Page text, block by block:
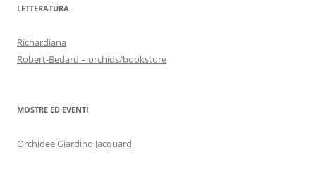
LETTERATURA
Richardiana
Robert-Bedard – orchids/bookstore
MOSTRE ED EVENTI
Orchidee Giardino Jacquard